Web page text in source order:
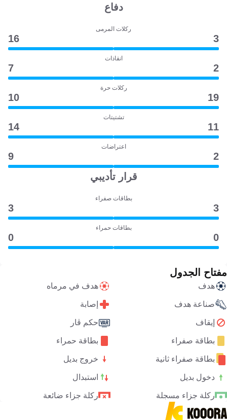
دفاع
ركلات المرمى
3
16
انقاذات
2
7
ركلات حرة
19
10
تشتيتات
11
14
اعتراضات
2
9
قرار تأديبي
بطاقات صفراء
3
3
بطاقات حمراء
0
0
مفتاح الجدول
هدف هدف في مرماه
صناعة هدف إصابة
إيقاف حكم ڤار
بطاقة صفراء بطاقة حمراء
بطاقة صفراء ثانية خروج بديل
دخول بديل استبدال
ركلة جزاء مسجلة ركلة جزاء ضائعة